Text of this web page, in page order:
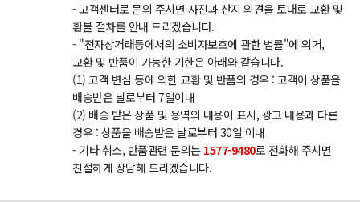
- 고객센터로 문의 주시면 사진과 산지 의견을 토대로 교환 및
환불 절차를 안내 드리겠습니다.
- "전자상거래등에서의 소비자보호에 관한 법률"에 의거,
교환 및 반품이 가능한 기한은 아래와 같습니다.
(1) 고객 변심 등에 의한 교환 및 반품의 경우 : 고객이 상품을
배송받은 날로부터 7일이내
(2) 배송 받은 상품 및 용역의 내용이 표시, 광고 내용과 다른
경우 : 상품을 배송받은 날로부터 30일 이내
- 기타 취소, 반품관련 문의는 1577-9480로 전화해 주시면
친절하게 상담해 드리겠습니다.